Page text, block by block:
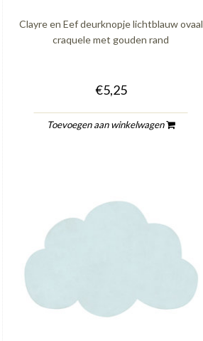
Clayre en Eef deurknopje lichtblauw ovaal
craquele met gouden rand
€5,25
Toevoegen aan winkelwagen